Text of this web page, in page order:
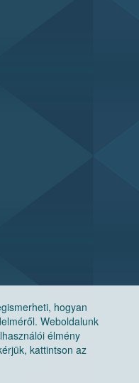
hogyan
Weboldalunk
élmény
kattintson az